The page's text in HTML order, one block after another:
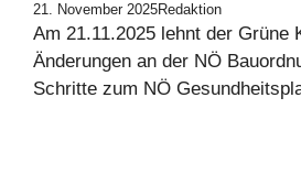
21. November 2025Redaktion
Am 21.11.2025 lehnt der Grüne
Änderungen an der NÖ
Schritte zum NÖ